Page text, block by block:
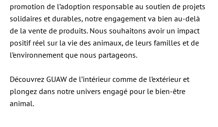
promotion de l’adoption responsable au soutien de projets
solidaires et durables, notre engagement va bien au-delà
de la vente de produits. Nous souhaitons avoir un impact
positif réel sur la vie des animaux, de leurs familles et de
l’environnement que nous partageons.
Découvrez GUAW de l’intérieur comme de l’extérieur et
plongez dans notre univers engagé pour le bien-être
animal.